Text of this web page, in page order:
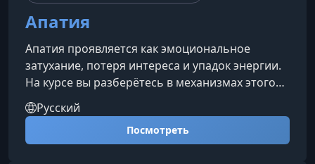
Апатия
Апатия проявляется как эмоциональное
затухание, потеря интереса и упадок энергии.
На курсе вы разберётесь в механизмах этого
состояния, узнаете, почему мотивация
снижается, и получите практические
инструменты для восстановления жизненных
сил и ясности мышления.Что вы получите на
Русский
Посмотреть